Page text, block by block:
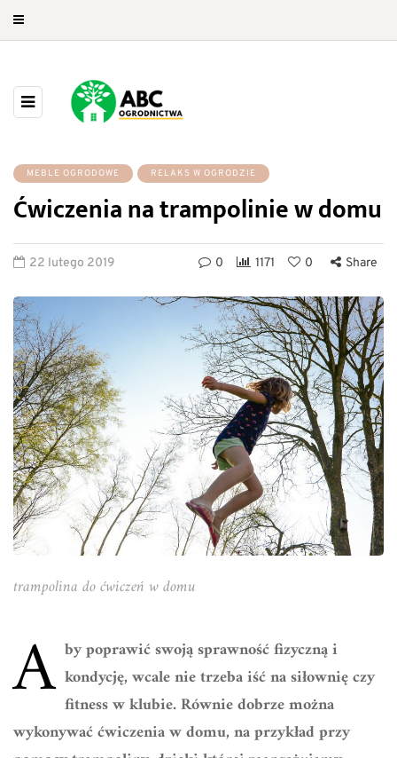
MEBLE OGRODOWE RELAKS W OGRODZIE
Ćwiczenia na trampolinie w domu
22 lutego 2019 0 1171 0 Share
trampolina do ćwiczeń w domu
A by poprawić swoją sprawność fizyczną i
kondycję, wcale nie trzeba iść na siłownię czy
fitness w klubie. Równie dobrze można
wykonywać ćwiczenia w domu, na przykład przy